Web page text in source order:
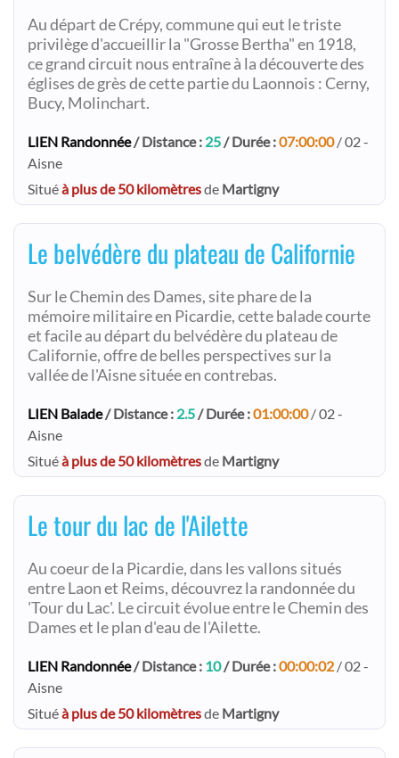
Au départ de Crépy, commune qui eut le triste
privilège d'accueillir la "Grosse Bertha" en 1918,
ce grand circuit nous entraîne à la découverte des
églises de grès de cette partie du Laonnois : Cerny,
Bucy, Molinchart.
LIEN Randonnée/ Distance : 25/ Durée :07:00:00/ 02 -
Aisne
Situéà plus de 50 kilomètresde Martigny
Le belvédère du plateau de Californie
Sur le Chemin des Dames, site phare de la
mémoire militaire en Picardie, cette balade courte
et facile au départ du belvédère du plateau de
Californie, offre de belles perspectives sur la
vallée de l'Aisne située en contrebas.
LIEN Balade/ Distance : 2.5/ Durée :01:00:00/ 02 -
Aisne
Situéà plus de 50 kilomètresde Martigny
Le tour du lac de l'Ailette
Au coeur de la Picardie, dans les vallons situés
entre Laon et Reims, découvrez la randonnée du
'Tour du Lac'. Le circuit évolue entre le Chemin des
Dames et le plan d'eau de l'Ailette.
LIEN Randonnée/ Distance : 10/ Durée :00:00:02 / 02 -
Aisne
Situéà plus de 50 kilomètresde Martigny